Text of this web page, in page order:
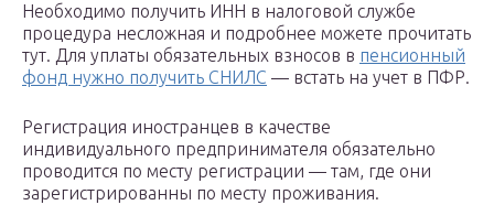
Необходимо получить ИНН в налоговой службе
процедура несложная и подробнее можете прочитать
тут. Для уплаты обязательных взносов в пенсионный
фонд нужно получить СНИЛС — встать на учет в ПФР.
Регистрация иностранцев в качестве
индивидуального предпринимателя обязательно
проводится по месту регистрации — там, где они
зарегистрированны по месту проживания.